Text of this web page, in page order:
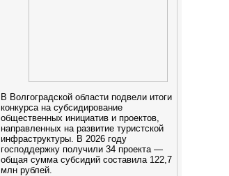
В Волгоградской области подвели итоги
конкурса на субсидирование
общественных инициатив и проектов,
направленных на развитие туристской
инфраструктуры. В 2026 году
господдержку получили 34 проекта —
общая сумма субсидий составила 122,7
млн рублей.